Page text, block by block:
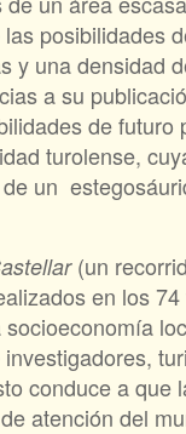
posibilidades
una densidad
a su
de
turolense,
un
(un
en los
conduce a
atención del